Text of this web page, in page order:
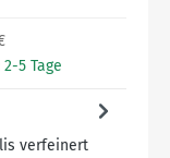
5 Tage
verfeinert